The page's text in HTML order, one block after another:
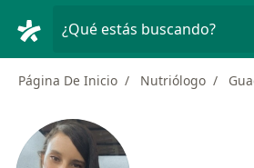
¿Qué estás buscando?
Página De Inicio Nutriólogo